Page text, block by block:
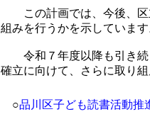
この計画では、今後、区
組みを行うかを示していま
令和７年度以降も引き続
確立に向けて、さらに取り
○品川区子ども読書活動推